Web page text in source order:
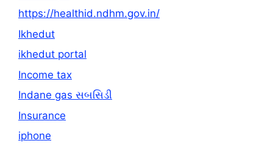
https://healthid.ndhm.gov.in/
Ikhedut
ikhedut portal
Income tax
Indane gas સબસિડી
Insurance
iphone